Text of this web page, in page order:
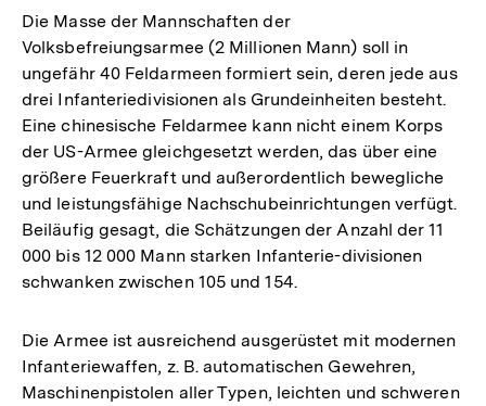
Die Masse der Mannschaften der
Volksbefreiungsarmee (2 Millionen Mann) soll in
ungefähr 40 Feldarmeen formiert sein, deren jede aus
drei Infanteriedivisionen als Grundeinheiten besteht.
Eine chinesische Feldarmee kann nicht einem Korps
der US-Armee gleichgesetzt werden, das über eine
größere Feuerkraft und außerordentlich bewegliche
und leistungsfähige Nachschubeinrichtungen verfügt.
Beiläufig gesagt, die Schätzungen der Anzahl der 11
000 bis 12 000 Mann starken Infanterie-divisionen
schwanken zwischen 105 und 154.
Die Armee ist ausreichend ausgerüstet mit modernen
Infanteriewaffen, z. B. automatischen Gewehren,
Maschinenpistolen aller Typen, leichten und schweren